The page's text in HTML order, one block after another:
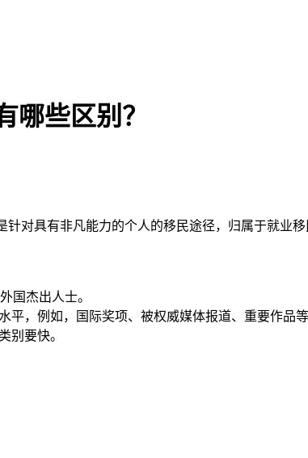
些区别？
对具有非凡能力的个人的移民途径，归属于就业移
国杰出人士。
，例如，国际奖项、被权威媒体报道、重要作品等
别要快。